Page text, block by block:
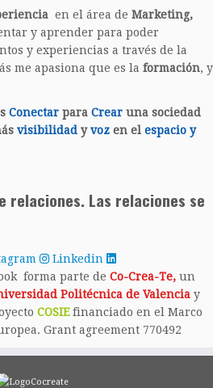
en el área de Marketing,
y aprender para poder
y experiencias a través de la
me apasiona que es la formación, y
Conectar para Crear una sociedad
visibilidad yvoz en el espacio y
relaciones. Las relaciones se
Linkedin
forma parte de Co-Crea-Te, un
Politécnica de Valencia y
COSIEfinanciado en el Marco
Grant agreement 770492